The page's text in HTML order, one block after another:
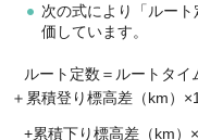
次の式により「ルー
価しています。
ルート定数＝ルートタイ
＋累積登り標高差（km）
+累積下り標高差（km）